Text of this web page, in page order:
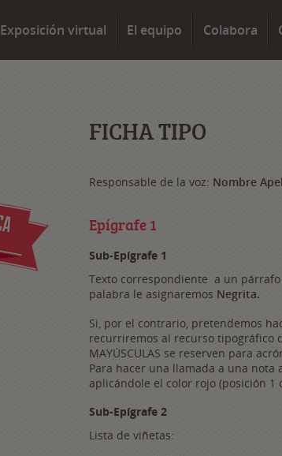
Exposición virtual El equipo Colabora
FICHA TIPO
Responsable de la voz: Nombre
Epígrafe 1
Sub-Epígrafe 1
Texto correspondiente a un
palabra le asignaremos Negrita.
Si, por el contrario, pretendemos
recurriremos al recurso tipográfico
MAYÚSCULAS se reserven para
Para hacer una llamada a una nota
aplicándole el color rojo (posición
Sub-Epígrafe 2
Lista de viñetas: